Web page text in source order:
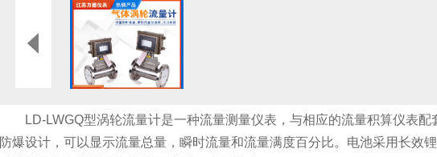
LD-LWGQ型涡轮流量计是一种流量测量仪表，与相应的流量积算仪表配
防爆设计，可以显示流量总量，瞬时流量和流量满度百分比。电池采用长效